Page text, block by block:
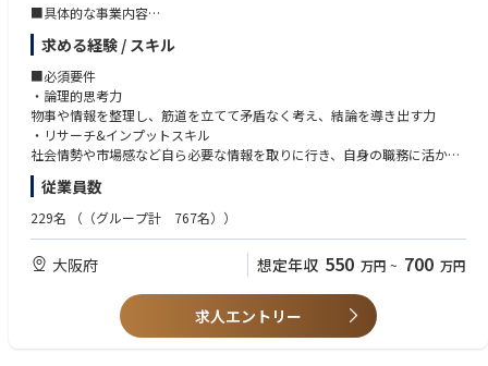
■具体的な事業内容
・地域医療構想の推進、体制構築
・医療ビックデータの調査、分析
・医療機能の再編、連携、分化
・行政、厚労省へのアドバイザリー
・地域医療構想に関する各種講演
■事業部の強み
みに、行政や病院と協働。経営や財務など多角的な視点から、地域医療の
計画を立てるだけでなく「実際の体制づくり（計画の実現）」まで一気通
貫で支援できる総合力が強みです。
■組織構成
・データ分析チーム
・業務プロセスチーム
求める経験 / スキル
■必須要件
・論理的思考力
物事や情報を整理し、筋道を立てて矛盾なく考え、結論を導き出す力
・リサーチ&インプットスキル
社会情勢や市場感など自ら必要な情報を取りに行き、自身の職務に活かし
た経験
・企画構想と遂行力
課題や目的に対して、論点を整理して自ら考えた企画を提案して泥臭く遂
・医療業界 or コンサル業界での勤務経験
・病院経営に携わった経験（医事課・医療事務など）
・医療経営士の資格取得
従業員数
229名 （（グループ計 767名））
大阪府 想定年収 550 万円 ~ 700 万円
求人エントリー